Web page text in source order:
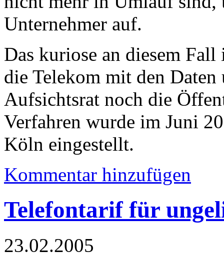
Unternehmer auf.
Das kuriose an diesem
die Telekom mit den
Aufsichtsrat noch die
Verfahren wurde im Juni
Köln eingestellt.
Kommentar hinzufügen
Telefontarif für
23.02.2005